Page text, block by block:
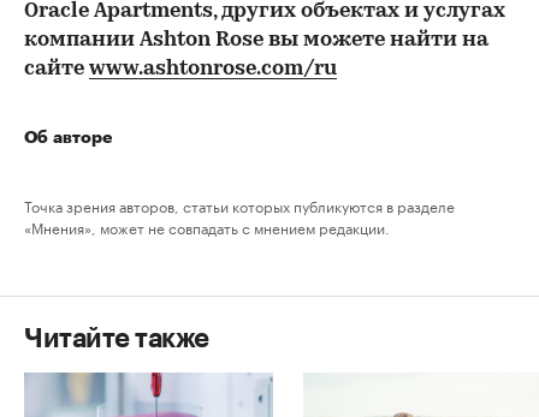
Oracle Apartments, других объектах и услугах
компании Ashton Rose вы можете найти на
сайте www.ashtonrose.com/ru
Об авторе
Точка зрения авторов, статьи которых публикуются в разделе
«Мнения», может не совпадать с мнением редакции.
Читайте также